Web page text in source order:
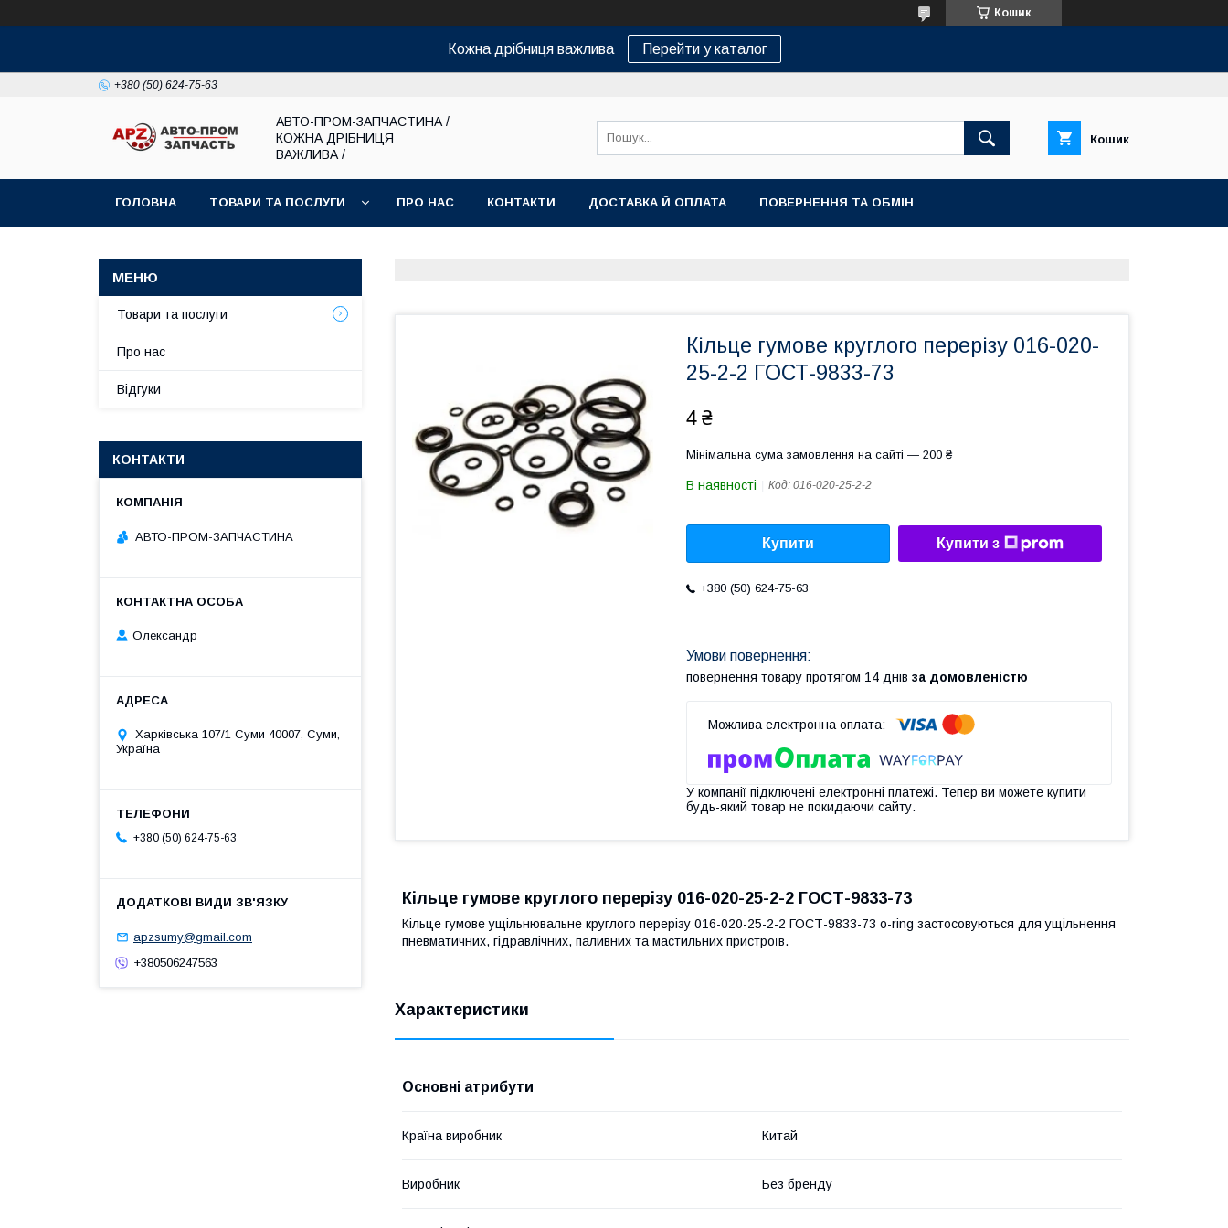
Кошик
Кожна дрібниця важлива Перейти у каталог
+380 (50) 624-75-63
АВТО-ПРОМ-ЗАПЧАСТИНА /
КОЖНА ДРІБНИЦЯ
ВАЖЛИВА /
Кошик
ГОЛОВНА ТОВАРИ ТА ПОСЛУГИ ПРО НАС КОНТАКТИ ДОСТАВКА Й ОПЛАТА ПОВЕРНЕННЯ ТА ОБМІН
Кільце гумове круглого перерізу 016-020-
25-2-2 ГОСТ-9833-73
4 ₴
Мінімальна сума замовлення на сайті — 200 ₴
В наявності Код: 016-020-25-2-2
Купити Купити з
+380 (50) 624-75-63
повернення товару протягом 14 днів за домовленістю
У компанії підключені електронні платежі. Тепер ви можете купити
будь-який товар не покидаючи сайту.
Кільце гумове круглого перерізу 016-020-25-2-2 ГОСТ-9833-73
Кільце гумове ущільнювальне круглого перерізу 016-020-25-2-2 ГОСТ-9833-73 o-ring застосовуються для ущільнення
пневматичних, гідравлічних, паливних та мастильних пристроїв.
Характеристики
Основні атрибути
Країна виробник Китай
Виробник Без бренду
Товари та послуги
Про нас
Відгуки
КОНТАКТИ
АВТО-ПРОМ-ЗАПЧАСТИНА
Олександр
Харківська 107/1 Суми 40007, Суми,
Україна
+380 (50) 624-75-63
apzsumy@gmail.com
+380506247563